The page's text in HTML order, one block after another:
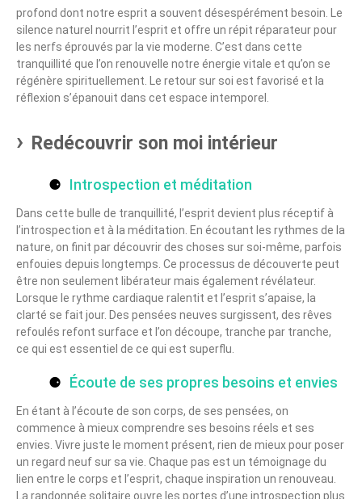
profond dont notre esprit a souvent désespérément besoin. Le
silence naturel nourrit l’esprit et offre un répit réparateur pour
les nerfs éprouvés par la vie moderne. C’est dans cette
tranquillité que l’on renouvelle notre énergie vitale et qu’on se
régénère spirituellement. Le retour sur soi est favorisé et la
réflexion s’épanouit dans cet espace intemporel.
Redécouvrir son moi intérieur
Introspection et méditation
Dans cette bulle de tranquillité, l’esprit devient plus réceptif à
l’introspection et à la méditation. En écoutant les rythmes de la
nature, on finit par découvrir des choses sur soi-même, parfois
enfouies depuis longtemps. Ce processus de découverte peut
être non seulement libérateur mais également révélateur.
Lorsque le rythme cardiaque ralentit et l’esprit s’apaise, la
clarté se fait jour. Des pensées neuves surgissent, des rêves
refoulés refont surface et l’on découpe, tranche par tranche,
ce qui est essentiel de ce qui est superflu.
Écoute de ses propres besoins et envies
En étant à l’écoute de son corps, de ses pensées, on
commence à mieux comprendre ses besoins réels et ses
envies. Vivre juste le moment présent, rien de mieux pour poser
un regard neuf sur sa vie. Chaque pas est un témoignage du
lien entre le corps et l’esprit, chaque inspiration un renouveau.
La randonnée solitaire ouvre les portes d’une introspection plus